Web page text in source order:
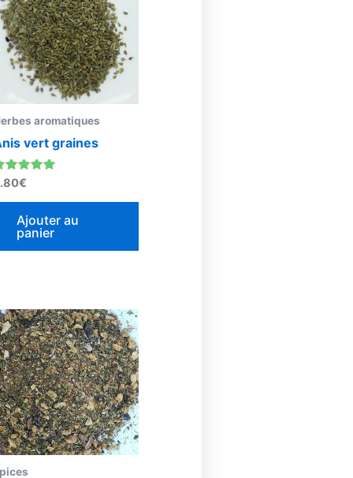
aromatiques
vert graines
5
€
Ajouter au
panier